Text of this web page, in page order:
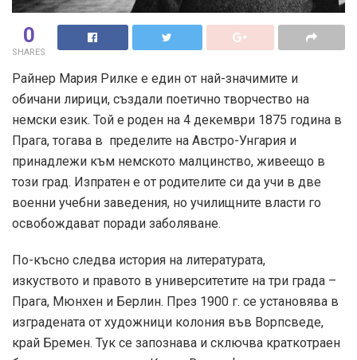
0
SHARES
Райнер Мария Рилке е един от най-значимите и
обичани лирици, създали поетично творчество на
немски език. Той е роден на 4 декември 1875 година в
Прага, тогава в пределите на Австро-Унгария и
принадлежи към немското малцинство, живеещо в
този град. Изпратен е от родителите си да учи в две
военни учебни заведения, но училищните власти го
освобождават поради заболяване.
По-късно следва история на литературата,
изкуството и правото в университетите на три града –
Прага, Мюнхен и Берлин. През 1900 г. се установява в
изградената от художници колония във Ворпсведе,
край Бремен. Тук се запознава и сключва краткотраен